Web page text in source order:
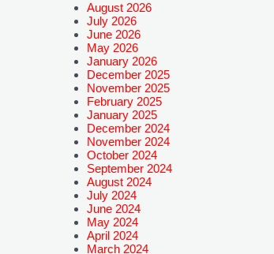
August 2026
July 2026
June 2026
May 2026
January 2026
December 2025
November 2025
February 2025
January 2025
December 2024
November 2024
October 2024
September 2024
August 2024
July 2024
June 2024
May 2024
April 2024
March 2024